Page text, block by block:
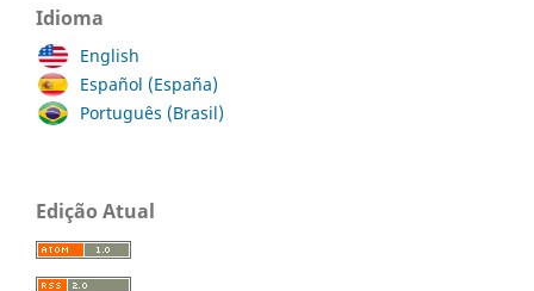
Idioma
English
Español (España)
Português (Brasil)
Edição Atual